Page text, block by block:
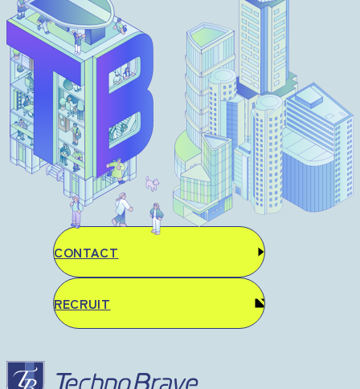
CONTACT
RECRUIT